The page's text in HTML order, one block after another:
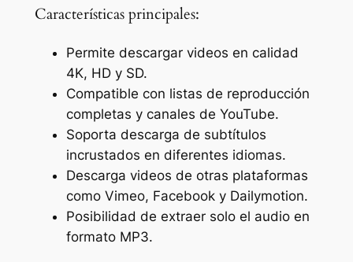
Características principales:
Permite descargar videos en calidad
4K, HD y SD.
Compatible con listas de reproducción
completas y canales de YouTube.
Soporta descarga de subtítulos
incrustados en diferentes idiomas.
Descarga videos de otras plataformas
como Vimeo, Facebook y Dailymotion.
Posibilidad de extraer solo el audio en
formato MP3.